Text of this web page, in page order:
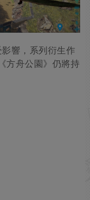
響，系列衍生作
方舟公園》仍將持